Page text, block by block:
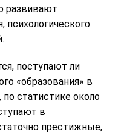
развивают
поступают ли
«образования» в
статистике около
в
престижные,